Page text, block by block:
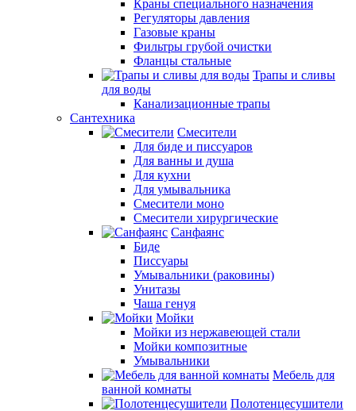
Краны специального назначения
Регуляторы давления
Газовые краны
Фильтры грубой очистки
Фланцы стальные
Трапы и сливы
для воды
Канализационные трапы
Сантехника
Смесители
Для биде и писсуаров
Для ванны и душа
Для кухни
Для умывальника
Смесители моно
Смесители хирургические
Санфаянс
Биде
Писсуары
Умывальники (раковины)
Унитазы
Чаша генуя
Мойки
Мойки из нержавеющей стали
Мойки композитные
Умывальники
Мебель для
ванной комнаты
Полотенцесушители